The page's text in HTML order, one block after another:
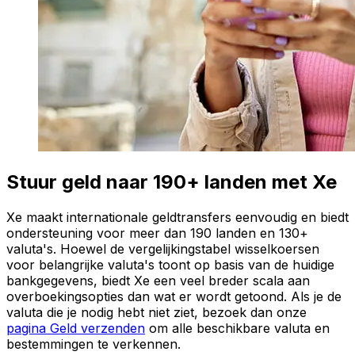
Stuur geld naar 190+ landen met Xe
Xe maakt internationale geldtransfers eenvoudig en biedt
ondersteuning voor meer dan 190 landen en 130+
valuta's. Hoewel de vergelijkingstabel wisselkoersen
voor belangrijke valuta's toont op basis van de huidige
bankgegevens, biedt Xe een veel breder scala aan
overboekingsopties dan wat er wordt getoond. Als je de
valuta die je nodig hebt niet ziet, bezoek dan onze
pagina Geld verzenden om alle beschikbare valuta en
bestemmingen te verkennen.